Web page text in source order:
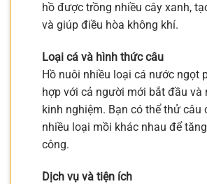
hồ được trồng nhiều cây xanh,
và giúp điều hòa không khí.
Loại cá và hình thức câu
Hồ nuôi nhiều loại cá nước ngọt
hợp với cả người mới bắt đầu và
kinh nghiệm. Bạn có thể thử câu
nhiều loại mồi khác nhau để
công.
Dịch vụ và tiện ích